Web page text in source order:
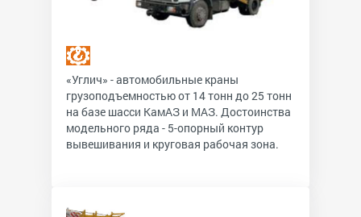
«Углич» - автомобильные краны
грузоподъемностью от 14 тонн до 25 тонн
на базе шасси КамАЗ и МАЗ. Достоинства
модельного ряда - 5-опорный контур
вывешивания и круговая рабочая зона.